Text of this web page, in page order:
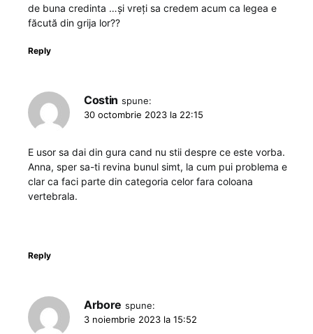
de buna credinta …și vreți sa credem acum ca legea e
făcută din grija lor??
Reply
Costin spune:
30 octombrie 2023 la 22:15
E usor sa dai din gura cand nu stii despre ce este vorba.
Anna, sper sa-ti revina bunul simt, la cum pui problema e
clar ca faci parte din categoria celor fara coloana
vertebrala.
Reply
Arbore spune:
3 noiembrie 2023 la 15:52